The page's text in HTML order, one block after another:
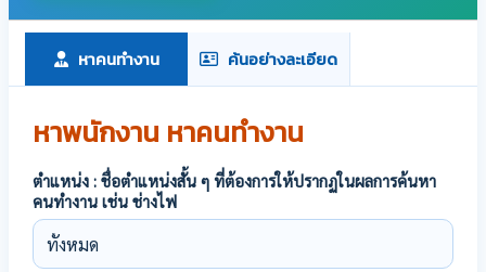
หาคนทำงาน ค้นอย่างละเอียด
หาพนักงาน หาคนทำงาน
ตำแหน่ง : ชื่อตำแหน่งสั้น ๆ ที่ต้องการให้ปรากฏในผลการค้นหา
คนทำงาน เช่น ช่างไฟ